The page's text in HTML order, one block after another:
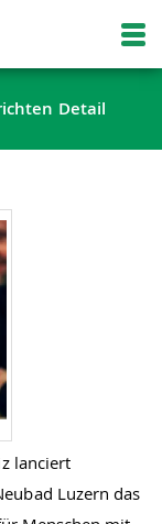
Detail
lanciert
Luzern das